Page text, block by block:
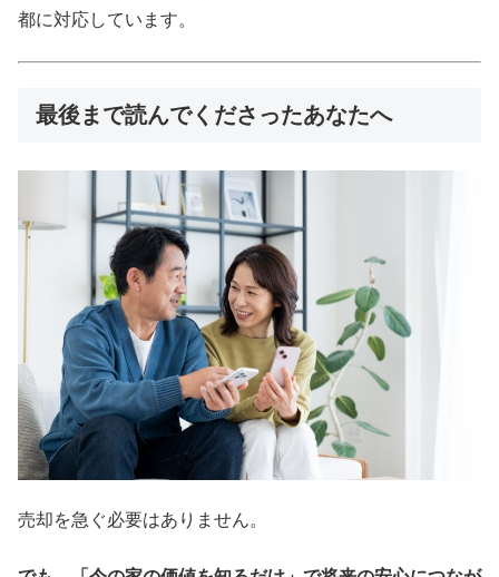
都に対応しています。
最後まで読んでくださったあなたへ
売却を急ぐ必要はありません。